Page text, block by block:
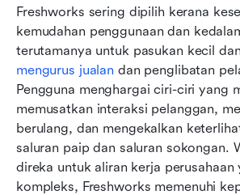
Freshworks sering dipilih kerana
kemudahan penggunaan dan
mengurus jualan dan penglibatan
Pengguna menghargai ciri-ciri yang
memusatkan interaksi pelanggan,
berulang, dan mengekalkan
saluran paip dan saluran sokongan.
direka untuk aliran kerja perusahaan
kompleks, Freshworks memenuhi